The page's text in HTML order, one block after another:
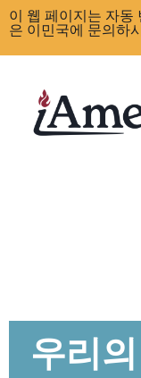
이 웹 페이지는 자동
은 이민국에 문의하
우리